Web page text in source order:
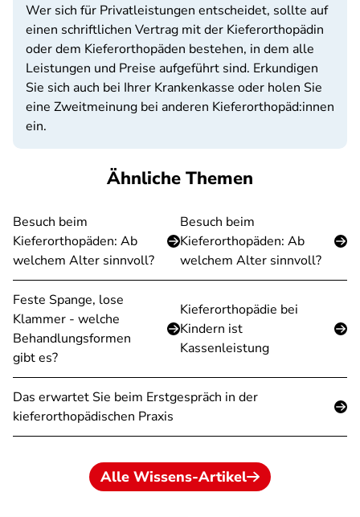
Wer sich für Privatleistungen entscheidet, sollte auf
einen schriftlichen Vertrag mit der Kieferorthopädin
oder dem Kieferorthopäden bestehen, in dem alle
Leistungen und Preise aufgeführt sind. Erkundigen
Sie sich auch bei Ihrer Krankenkasse oder holen Sie
eine Zweitmeinung bei anderen Kieferorthopäd:innen
ein.
Ähnliche Themen
Besuch beim
Kieferorthopäden: Ab
welchem Alter sinnvoll?
Besuch beim
Kieferorthopäden: Ab
welchem Alter sinnvoll?
Feste Spange, lose
Klammer - welche
Behandlungsformen
gibt es?
Kieferorthopädie bei
Kindern ist
Kassenleistung
Das erwartet Sie beim Erstgespräch in der
kieferorthopädischen Praxis
Alle Wissens-Artikel